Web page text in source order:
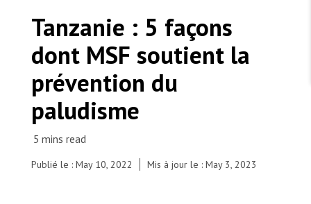
Les États négligent leur obligation de protéger les
personnes civiles et les services de santé en temps
de guerre
Urgence Ebola
Séismes au Venezuela : conséquences et intervention
de MSF
Dons des fondations
Partenariat d’entreprise
Les Amis de MSF
Devenez bénévoles au Canada
Travailler avec MSF
Travailler à l’étranger
Travailler au Canada
Tanzanie : 5 façons
dont MSF soutient la
prévention du
paludisme
Publié le : May 10, 2022 Mis à jour le : May 3, 2023